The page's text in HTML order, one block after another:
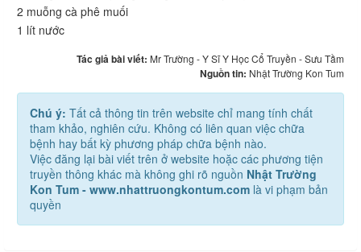
2 muỗng cà phê muối
1 lít nước
Tác giả bài viết: Mr Trường - Y Sĩ Y Học Cổ Truyền - Sưu Tầm
Nguồn tin: Nhật Trường Kon Tum
Chú ý: Tất cả thông tin trên website chỉ mang tính chất
tham khảo, nghiên cứu. Không có liên quan việc chữa
bệnh hay bất kỳ phương pháp chữa bệnh nào.
Việc đăng lại bài viết trên ở website hoặc các phương tiện
truyền thông khác mà không ghi rõ nguồn Nhật Trường
Kon Tum - www.nhattruongkontum.com là vi phạm bản
quyền